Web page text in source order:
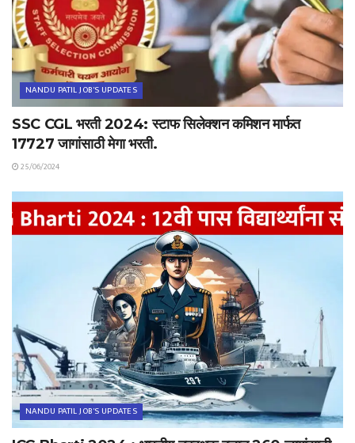
NANDU PATIL JOB'S UPDATES
SSC CGL भरती 2024: स्टाफ सिलेक्शन कमिशन मार्फत
17727 जागांसाठी मेगा भरती.
25/06/2024
NANDU PATIL JOB'S UPDATES